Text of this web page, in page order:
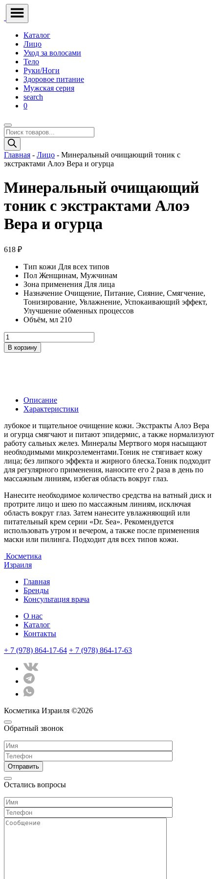
Каталог
Лицо
Уход за волосами
Тело
Руки/Ноги
Здоровое питание
Мужская серия
search
0
Поиск
товаров
Главная - Лицо - Минеральный очищающий тоник с
экстрактами Алоэ Вера и огурца
Минеральный очищающий
тоник с экстрактами Алоэ
Вера и огурца
618 ₽
Тип кожи Для всех типов
Пол Женщинам, Мужчинам
Зона применения Для лица
Назначение Очищение, Питание, Сияние, Смягчение,
Тонизирование, Увлажнение, Успокаивающий эффект,
Улучшение обменных процессов
Объём, мл 210
Количество
товара
Минеральный
Алоэ
Вера
огурца
В корзину
Описание
Характеристики
лубокое и тщательное очищение кожи. Экстракты Алоэ Вера
и огурца смягчают и питают эпидермис, а также нормализуют
работу сальных желез. Минералы Мертвого моря насыщают
необходимыми микроэлементами.Тоник не стягивает кожу
лица; без липкого эффекта и жирного блеска.Тоник подходит
для регулярного применения, наносите его 2 раза в день по
массажным линиям, избегая область вокруг глаз.
Нанесите необходимое количество средства на ватный диск и
протрите лицо и шею по массажным линиям, исключая
область вокруг глаз. Затем нанесите увлажняющий или
питательный крем серии «Dr. Sea». Рекомендуется
использовать утром и вечером, а также после применения
маски или пилинга. Подходит для всех типов кожи.
Косметика
Израиля
Главная
Бренды
Консультация врача
О нас
Каталог
Контакты
+ 7 (978) 864-17-64 + 7 (978) 864-17-63
Косметика Израиля ©2026
Обратный звонок
Остались вопросы